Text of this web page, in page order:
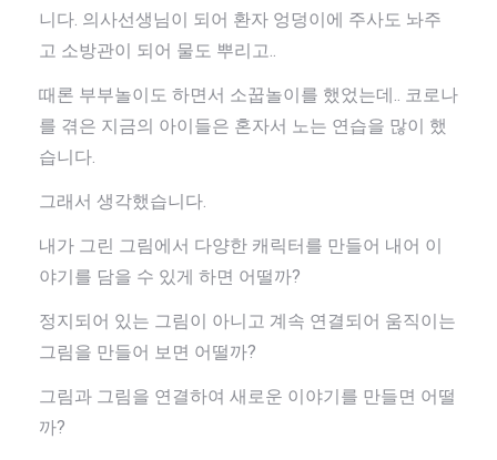
니다. 의사선생님이 되어 환자 엉덩이에 주사도 놔주
고 소방관이 되어 물도 뿌리고..
때론 부부놀이도 하면서 소꿉놀이를 했었는데.. 코로나
를 겪은 지금의 아이들은 혼자서 노는 연습을 많이 했
습니다.
그래서 생각했습니다.
내가 그린 그림에서 다양한 캐릭터를 만들어 내어 이
야기를 담을 수 있게 하면 어떨까?
정지되어 있는 그림이 아니고 계속 연결되어 움직이는
그림을 만들어 보면 어떨까?
그림과 그림을 연결하여 새로운 이야기를 만들면 어떨
까?